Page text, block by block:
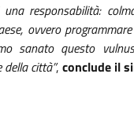
responsabilità:
ovvero
sanato questo
città”, conclude il